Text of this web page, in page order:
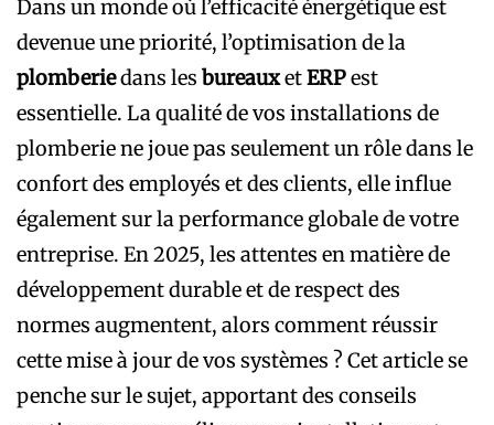
Dans un monde où l’efficacité énergétique est
devenue une priorité, l’optimisation de la
plomberiedans les bureauxetERPest
essentielle. La qualité de vos installations de
plomberie ne joue pas seulement un rôle dans le
confort des employés et des clients, elle influe
également sur la performance globale de votre
entreprise. En 2025, les attentes en matière de
développement durable et de respect des
normes augmentent, alors comment réussir
cette mise à jour de vos systèmes ? Cet article se
penche sur le sujet, apportant des conseils